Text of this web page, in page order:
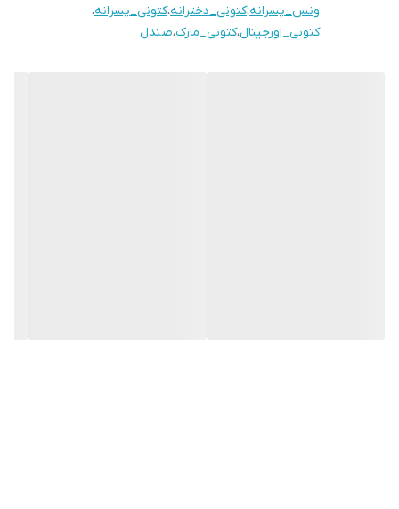
ونس_پسرانه،کتونی_دخترانه،کتونی_پسرانه،
کتونی_اورجینال،کتونی_مارک،صندل